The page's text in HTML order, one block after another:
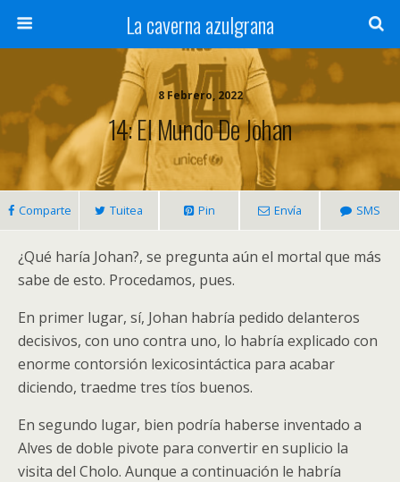
La caverna azulgrana
8 Febrero, 2022
14: El Mundo De Johan
Comparte Tuitea Pin Envía SMS
¿Qué haría Johan?, se pregunta aún el mortal que más
sabe de esto. Procedamos, pues.
En primer lugar, sí, Johan habría pedido delanteros
decisivos, con uno contra uno, lo habría explicado con
enorme contorsión lexicosintáctica para acabar
diciendo, traedme tres tíos buenos.
En segundo lugar, bien podría haberse inventado a
Alves de doble pivote para convertir en suplicio la
visita del Cholo. Aunque a continuación le habría